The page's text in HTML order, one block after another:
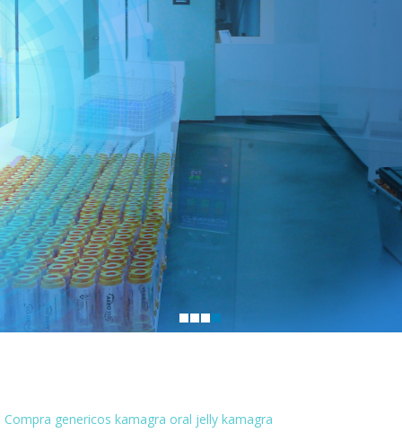
Compra genericos kamagra oral jelly kamagra